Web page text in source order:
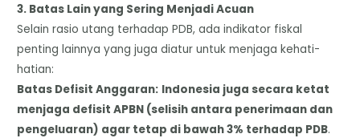
​3. Batas Lain yang Sering Menjadi Acuan
​Selain rasio utang terhadap PDB, ada indikator fiskal
penting lainnya yang juga diatur untuk menjaga kehati-
hatian:
​Batas Defisit Anggaran: Indonesia juga secara ketat
menjaga defisit APBN (selisih antara penerimaan dan
pengeluaran) agar tetap di bawah 3% terhadap PDB.